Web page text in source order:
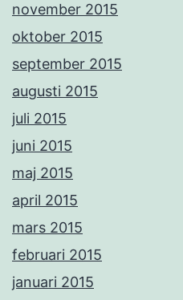
november 2015
oktober 2015
september 2015
augusti 2015
juli 2015
juni 2015
maj 2015
april 2015
mars 2015
februari 2015
januari 2015